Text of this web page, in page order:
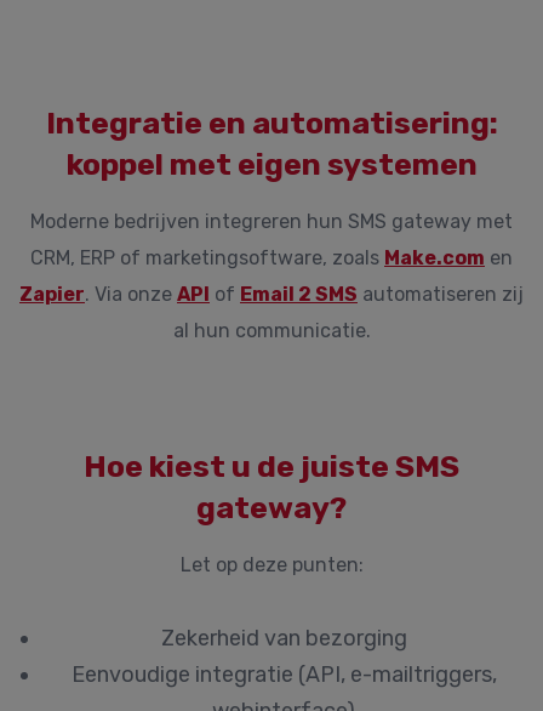
Integratie en automatisering:
koppel met eigen systemen
Moderne bedrijven integreren hun SMS gateway met
CRM, ERP of marketingsoftware, zoals Make.com en
Zapier. Via onze API of Email 2 SMS automatiseren zij
al hun communicatie.
Hoe kiest u de juiste SMS
gateway?
Let op deze punten:
Zekerheid van bezorging
Eenvoudige integratie (API, e-mailtriggers,